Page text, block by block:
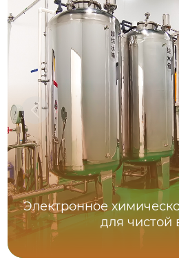
Электронное
для чистой